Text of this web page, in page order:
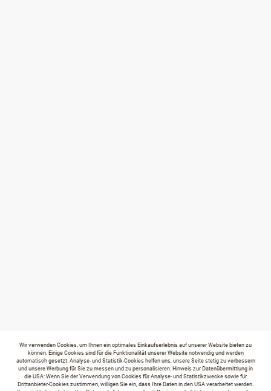
Wir verwenden Cookies, um Ihnen ein optimales Einkaufserlebnis auf unserer Website bieten zu
können. Einige Cookies sind für die Funktionalität unserer Website notwendig und werden
automatisch gesetzt. Analyse- und Statistik-Cookies helfen uns, unsere Seite stetig zu verbessern
und unsere Werbung für Sie zu messen und zu personalisieren. Hinweis zur Datenübermittlung in
die USA: Wenn Sie der Verwendung von Cookies für Analyse- und Statistikzwecke sowie für
Drittanbieter-Cookies zustimmen, willigen Sie ein, dass Ihre Daten in den USA verarbeitet werden.